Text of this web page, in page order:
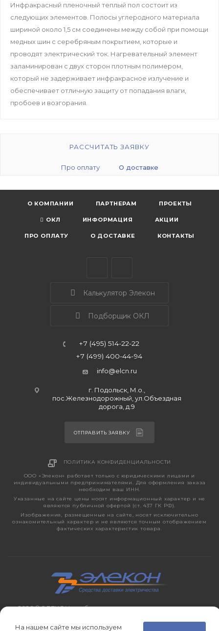
Инфракрасный пленочный теплый пол состоит из
следующих элементов. Полосы углеродного материала
шириной около 1,5 см соединены между собой при помощи
медных шин с серебряным покрытием, которые и
проводят электрический ток. Нагревательный элемент
заламинирован с двух сторон плотным полимером,
который не задерживает инфракрасное излучение и
обеспечивает отличную защиту от попадания влаги,
пробоев и возгорания.
РАССЧИТАТЬ ЗАЯВКУ
Про оплату О доставке
О КОМПАНИИ ПАРТНЕРАМ ПРОЕКТЫ
ОКЛ ИНФОРМАЦИЯ АКЦИИ
ПРО ОПЛАТУ О ДОСТАВКЕ КОНТАКТЫ
Калькулятор Элекон
Подборщик ОКЛ
+7 (495) 514-22-22
+7 (499) 400-44-94
info@elcn.ru
г. Подольск, М.о.,
пос.Железнодорожный, ул.Объездная
дорога, д.9
ОТПРАВИТЬ ЗАЯВКУ
ПОЛИТИКА КОНФИДЕНЦИАЛЬНОСТИ
ООО «Элекон» работает только с юридическими лицами и
индивидуальными предпринимателями. Для оформления заказа
необходим ваш ИНН.
Указанные на сайте цены носят информационный характер и не
являются публичной офертой (ст. 437 ГК РФ).
Изображения, размещенные на сайте, носят исключительно
ознакомительный характер и не являются точным отображением
фактических характеристик товара.
2026 © ЭЛЕКОН – кабельно-проводниковая продукция,
На нашем сайте мы используем